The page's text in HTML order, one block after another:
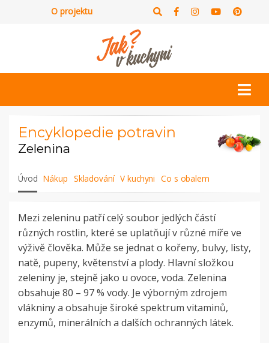
O projektu
Encyklopedie potravin
Zelenina
Úvod Nákup Skladování V kuchyni Co s obalem
Mezi zeleninu patří celý soubor jedlých částí
různých rostlin, které se uplatňují v různé míře ve
výživě člověka. Může se jednat o kořeny, bulvy, listy,
natě, pupeny, květenství a plody. Hlavní složkou
zeleniny je, stejně jako u ovoce, voda. Zelenina
obsahuje 80 – 97 % vody. Je výborným zdrojem
vlákniny a obsahuje široké spektrum vitaminů,
enzymů, minerálních a dalších ochranných látek.